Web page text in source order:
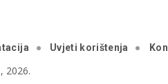
Uvjeti korištenja
2026.